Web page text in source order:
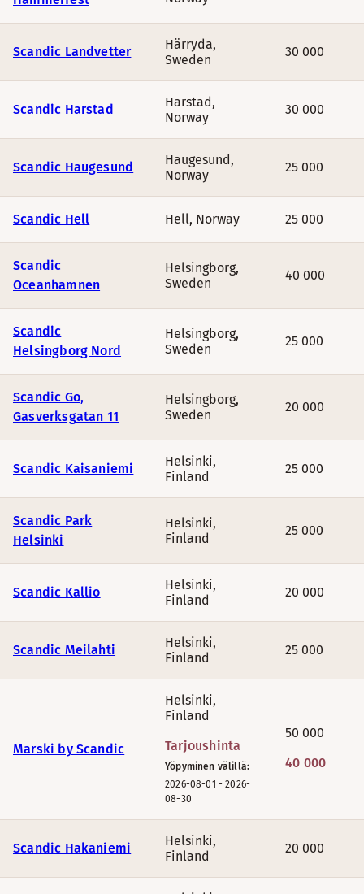
Scandic Landvetter Härryda,
Sweden
30 000
Scandic Harstad Harstad,
Norway
30 000
Scandic Haugesund Haugesund,
Norway
25 000
Scandic Hell Hell, Norway 25 000
Scandic
Oceanhamnen
Helsingborg,
Sweden
40 000
Scandic
Helsingborg Nord
Helsingborg,
Sweden
25 000
Scandic Go,
Gasverksgatan 11
Helsingborg,
Sweden
20 000
Scandic Kaisaniemi Helsinki,
Finland
25 000
Scandic Park
Helsinki
Helsinki,
Finland
25 000
Scandic Kallio Helsinki,
Finland
20 000
Scandic Meilahti Helsinki,
Finland
25 000
Marski by Scandic
Helsinki,
Finland
Tarjoushinta
Yöpyminen välillä:
2026-08-01 -2026-
08-30
50 000
40 000
Scandic Hakaniemi Helsinki,
Finland
20 000